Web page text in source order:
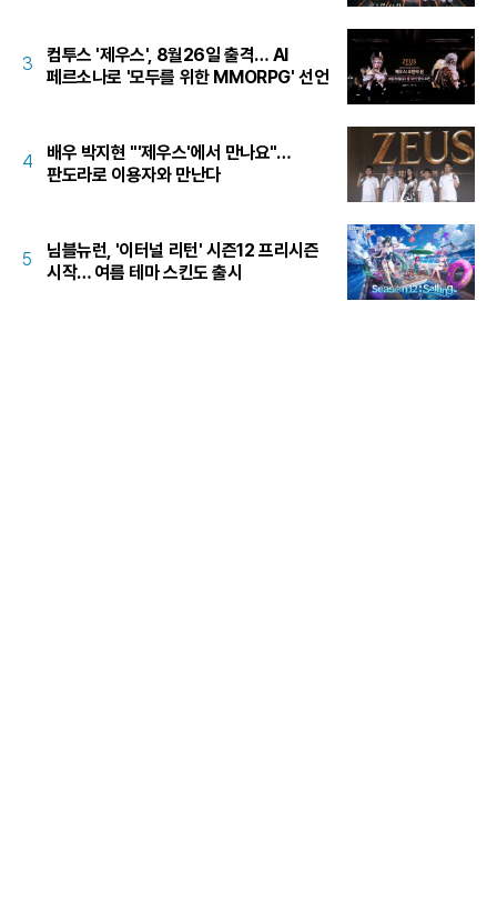
3
컴투스 '제우스', 8월26일 출격… AI
페르소나로 '모두를 위한 MMORPG' 선언
4
배우 박지현 "'제우스'에서 만나요"…
판도라로 이용자와 만난다
5
님블뉴런, '이터널 리턴' 시즌12 프리시즌
시작… 여름 테마 스킨도 출시